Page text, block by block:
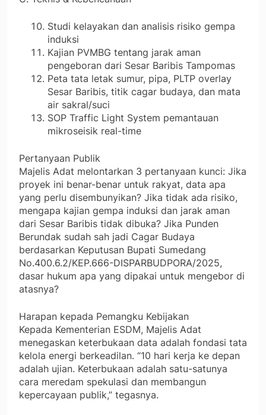
Studi kelayakan dan analisis risiko gempa
induksi
Kajian PVMBG tentang jarak aman
pengeboran dari Sesar Baribis Tampomas
Peta tata letak sumur, pipa, PLTP overlay
Sesar Baribis, titik cagar budaya, dan mata
air sakral/suci
SOP Traffic Light System pemantauan
mikroseisik real-time
Pertanyaan Publik
Majelis Adat melontarkan 3 pertanyaan kunci: Jika
proyek ini benar-benar untuk rakyat, data apa
yang perlu disembunyikan? Jika tidak ada risiko,
mengapa kajian gempa induksi dan jarak aman
dari Sesar Baribis tidak dibuka? Jika Punden
Berundak sudah sah jadi Cagar Budaya
berdasarkan Keputusan Bupati Sumedang
No.400.6.2/KEP.666-DISPARBUDPORA/2025,
dasar hukum apa yang dipakai untuk mengebor di
atasnya?
Harapan kepada Pemangku Kebijakan
Kepada Kementerian ESDM, Majelis Adat
menegaskan keterbukaan data adalah fondasi tata
kelola energi berkeadilan. “10 hari kerja ke depan
adalah ujian. Keterbukaan adalah satu-satunya
cara meredam spekulasi dan membangun
kepercayaan publik,” tegasnya.